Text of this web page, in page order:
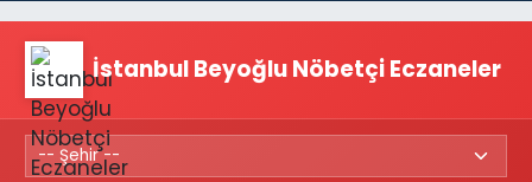
İstanbul Beyoğlu Nöbetçi Eczaneler